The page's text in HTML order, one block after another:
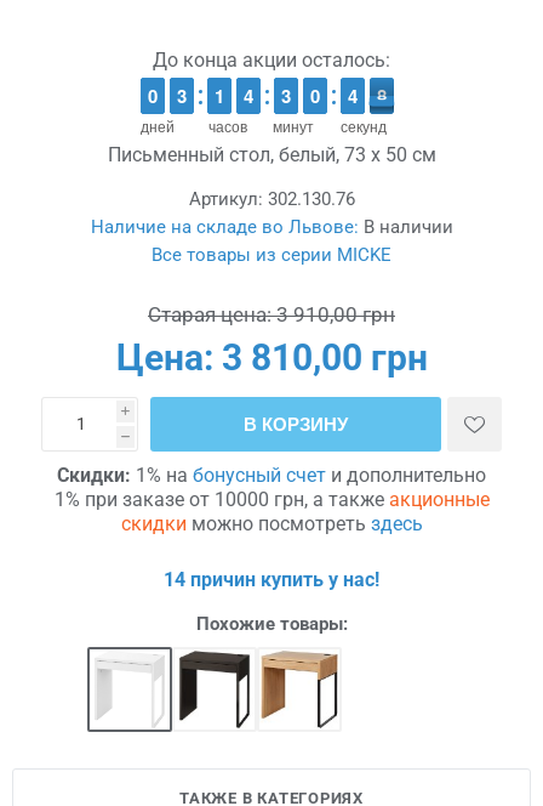
До конца акции осталось:
дней
9
9
0
0 2
2
3
3
часов
1
1
1
1 3
3
4
4
минут
2
2
3
3 9
9
0
0
секунд
5
4
4 8
7
7
Письменный стол, белый, 73 x 50 см
Артикул: 302.130.76
Наличие на складе во Львове: В наличии
Все товары из серии MICKE
Старая цена: 3 910,00 грн
Цена: 3 810,00 грн
i
h
В КОРЗИНУ
Скидки: 1% на бонусный счет и дополнительно
1% при заказе от 10000 грн, а также акционные
скидки можно посмотреть здесь
14 причин купить у нас!
Похожие товары:
ТАКЖЕ В КАТЕГОРИЯХ